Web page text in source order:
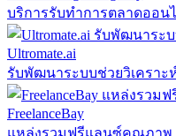
บริการรับทำการตลาดออน
Ultromate.ai
รับพัฒนาระบบช่วยวิเคราะ
FreelanceBay
แหล่งรวมฟรีแลนซ์คุณภาพ